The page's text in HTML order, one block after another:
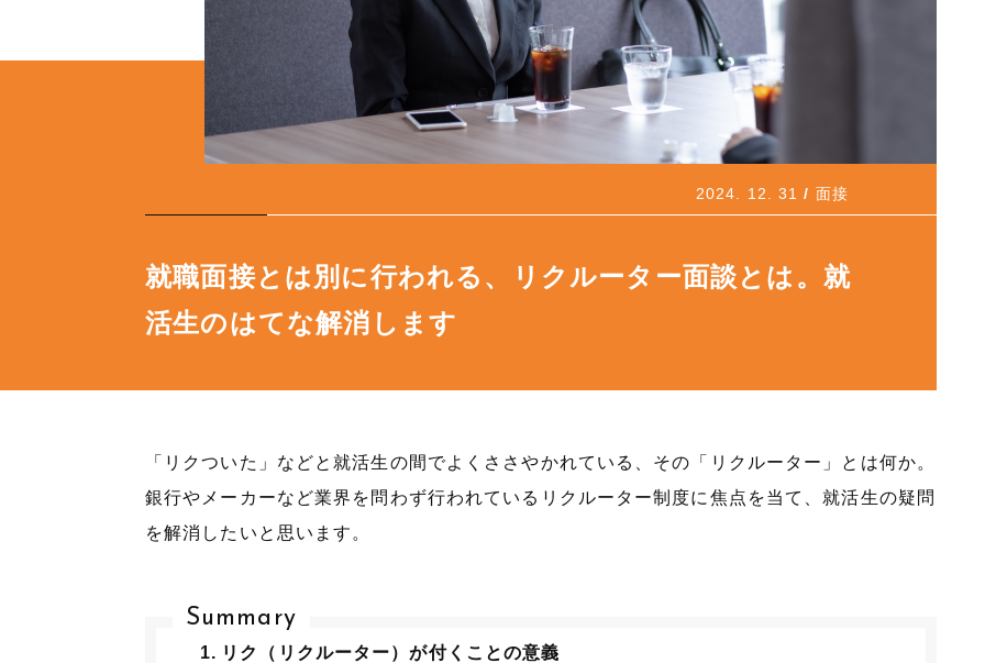
2024. 12. 31 面接
就職面接とは別に行われる、リクルーター面談とは。就
活生のはてな解消します
「リクついた」などと就活生の間でよくささやかれている、その「リクルーター」とは何か。
銀行やメーカーなど業界を問わず行われているリクルーター制度に焦点を当て、就活生の疑問
を解消したいと思います。
Summary
リク（リクルーター）が付くことの意義